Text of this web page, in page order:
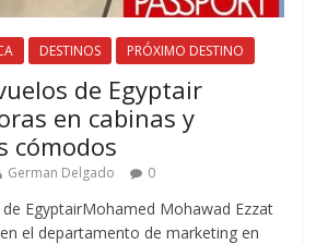
DESTINOS PRÓXIMO DESTINO
de Egyptair
en cabinas y
cómodos
German Delgado 0
EgyptairMohamed Mohawad Ezzat
el departamento de marketing en